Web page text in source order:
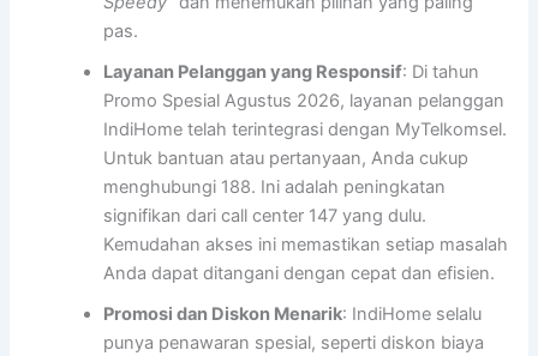
pas.
Layanan Pelanggan yang Responsif: Di tahun
Promo Spesial Agustus 2026, layanan pelanggan
IndiHome telah terintegrasi dengan MyTelkomsel.
Untuk bantuan atau pertanyaan, Anda cukup
menghubungi 188. Ini adalah peningkatan
signifikan dari call center 147 yang dulu.
Kemudahan akses ini memastikan setiap masalah
Anda dapat ditangani dengan cepat dan efisien.
Promosi dan Diskon Menarik: IndiHome selalu
punya penawaran spesial, seperti diskon biaya